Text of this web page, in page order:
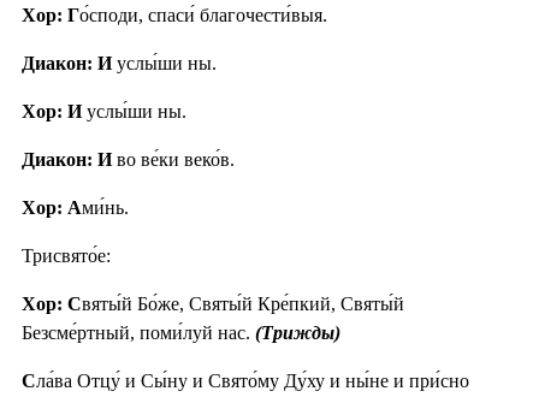
Хор: Го́споди, спаси́ благочести́выя.
Диакон: Иуслы́ши ны.
Хор: Иуслы́ши ны.
Диакон: Иво ве́ки веко́в.
Хор: Ами́нь.
Трисвято́е:
Хор: Святы́й Бо́же, Святы́й Кре́пкий, Святы́й
Безсме́ртный, поми́луй нас. (Трижды)
Сла́ва Отцу́ и Сы́ну и Свято́му Ду́ху и ны́не и при́сно